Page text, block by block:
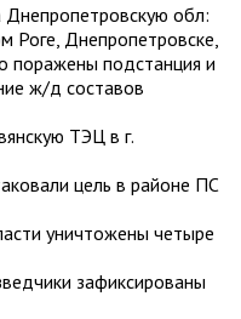
обл:
Роге, Днепропетровске,
поражены подстанция и
ж/д составов
ТЭЦ в г.
цель в районе ПС
уничтожены четыре
зафиксированы